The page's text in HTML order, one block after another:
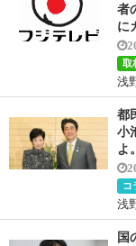
者
に
取
浅
都
小
よ。
コ
浅
国